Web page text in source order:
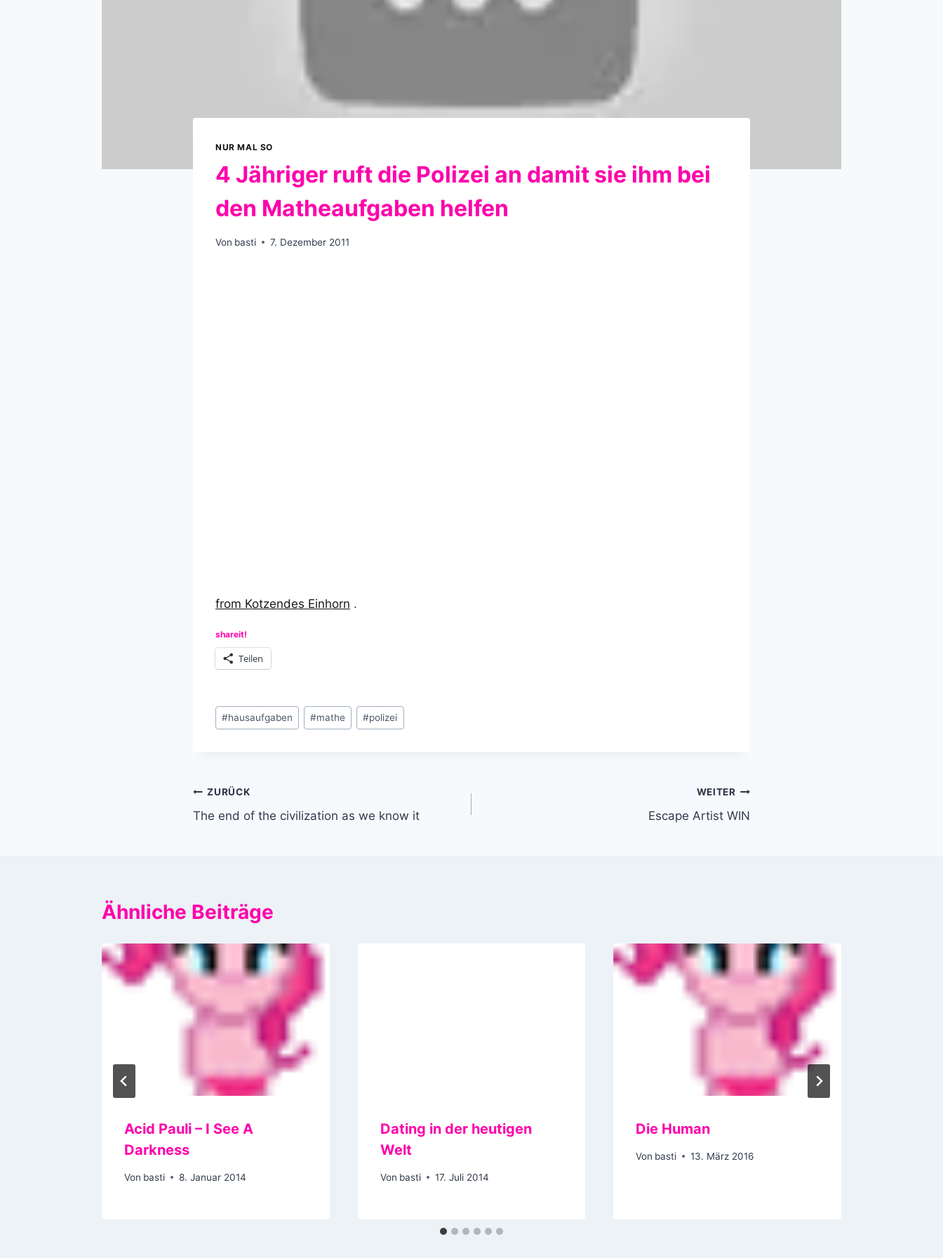
NUR MAL SO
4 Jähriger ruft die Polizei an damit sie ihm bei
den Matheaufgaben helfen
Von basti 7. Dezember 2011
from Kotzendes Einhorn .
shareit!
Teilen
Schlagworte:
#hausaufgaben #mathe #polizei
Beitragsnavigation
ZURÜCK
The end of the civilization as we know it
WEITER
Escape Artist WIN
Ähnliche Beiträge
Acid Pauli – I See A
Darkness
Von basti 8. Januar 2014
Dating in der heutigen
Welt
Von basti 17. Juli 2014
Die Human
Von basti 13. März 2016